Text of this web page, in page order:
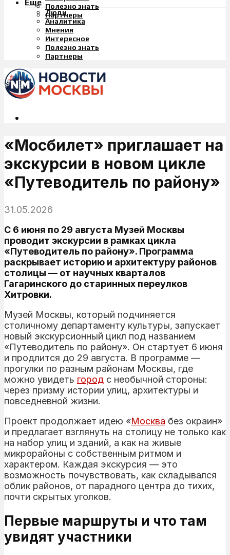
Полезно знать
Партнеры
Еще
Люди
Аналитика
Мнения
Интересное
Полезно знать
Партнеры
«Мосбилет» приглашает на
экскурсии в новом цикле
«Путеводитель по району»
31.05.2026
С 6 июня по 29 августа Музей Москвы
проводит экскурсии в рамках цикла
«Путеводитель по району». Программа
раскрывает историю и архитектуру районов
столицы — от научных кварталов
Гагаринского до старинных переулков
Хитровки.
Музей Москвы, который подчиняется
столичному департаменту культуры, запускает
новый экскурсионный цикл под названием
«Путеводитель по району». Он стартует 6 июня
и продлится до 29 августа. В программе —
прогулки по разным районам Москвы, где
можно увидеть город с необычной стороны:
через призму истории улиц, архитектуры и
повседневной жизни.
Проект продолжает идею «Москва без окраин»
и предлагает взглянуть на столицу не только как
на набор улиц и зданий, а как на живые
микрорайоны с собственным ритмом и
характером. Каждая экскурсия — это
возможность почувствовать, как складывался
облик районов, от парадного центра до тихих,
почти скрытых уголков.
Первые маршруты и что там
увидят участники